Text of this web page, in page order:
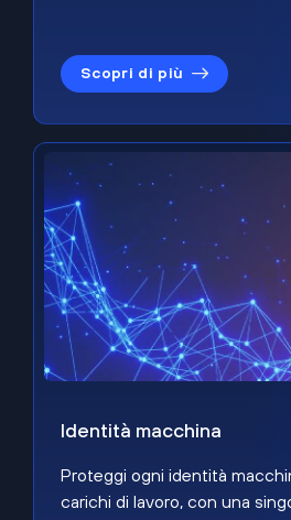
Scopri di più
Identità macchina
Proteggi ogni identità
carichi di lavoro, con una